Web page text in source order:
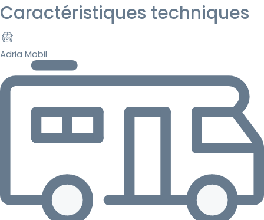
Caractéristiques techniques
Adria Mobil